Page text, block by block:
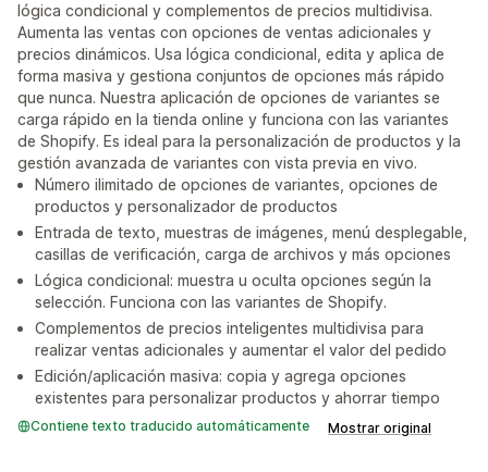
lógica condicional y complementos de precios multidivisa.
Aumenta las ventas con opciones de ventas adicionales y
precios dinámicos. Usa lógica condicional, edita y aplica de
forma masiva y gestiona conjuntos de opciones más rápido
que nunca. Nuestra aplicación de opciones de variantes se
carga rápido en la tienda online y funciona con las variantes
de Shopify. Es ideal para la personalización de productos y la
gestión avanzada de variantes con vista previa en vivo.
Número ilimitado de opciones de variantes, opciones de
productos y personalizador de productos
Entrada de texto, muestras de imágenes, menú desplegable,
casillas de verificación, carga de archivos y más opciones
Lógica condicional: muestra u oculta opciones según la
selección. Funciona con las variantes de Shopify.
Complementos de precios inteligentes multidivisa para
realizar ventas adicionales y aumentar el valor del pedido
Edición/aplicación masiva: copia y agrega opciones
existentes para personalizar productos y ahorrar tiempo
Contiene texto traducido automáticamente Mostrar original